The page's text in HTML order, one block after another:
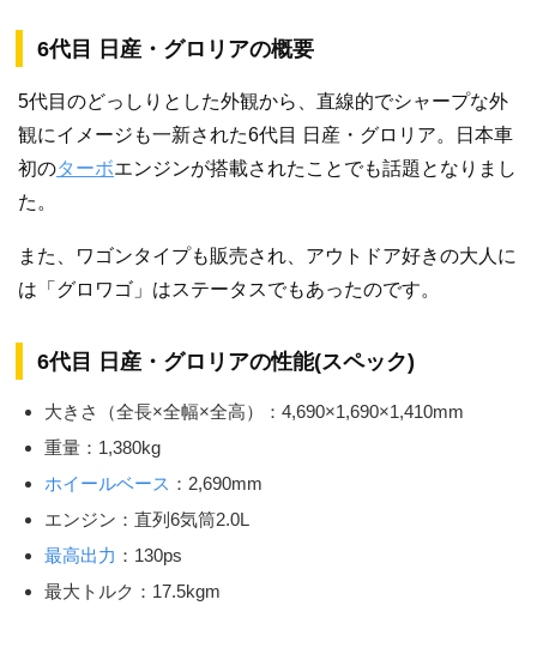
6代目 日産・グロリアの概要
5代目のどっしりとした外観から、直線的でシャープな外
観にイメージも一新された6代目 日産・グロリア。日本車
初のターボエンジンが搭載されたことでも話題となりまし
た。
また、ワゴンタイプも販売され、アウトドア好きの大人に
は「グロワゴ」はステータスでもあったのです。
6代目 日産・グロリアの性能(スペック)
大きさ（全長×全幅×全高）：4,690×1,690×1,410mm
重量：1,380kg
ホイールベース ：2,690mm
エンジン：直列6気筒2.0L
最高出力 ：130ps
最大トルク：17.5kgm